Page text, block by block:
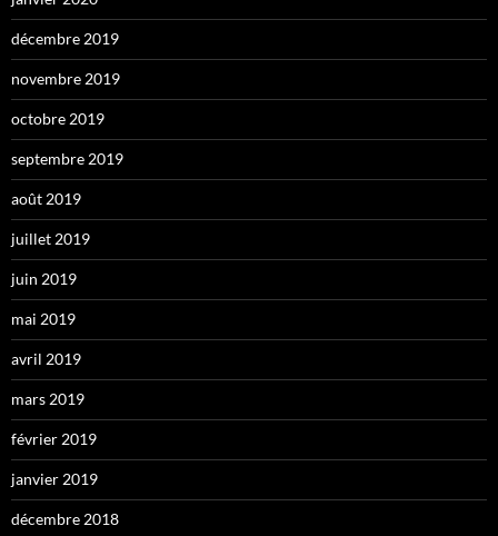
décembre 2019
novembre 2019
octobre 2019
septembre 2019
août 2019
juillet 2019
juin 2019
mai 2019
avril 2019
mars 2019
février 2019
janvier 2019
décembre 2018